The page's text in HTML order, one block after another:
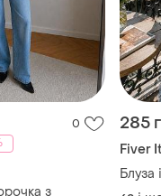
з
285
Fiver
Блуза
62 і